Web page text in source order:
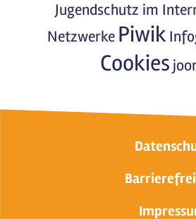
Jugendschutz im
Netzwerke Piwik
Cookies